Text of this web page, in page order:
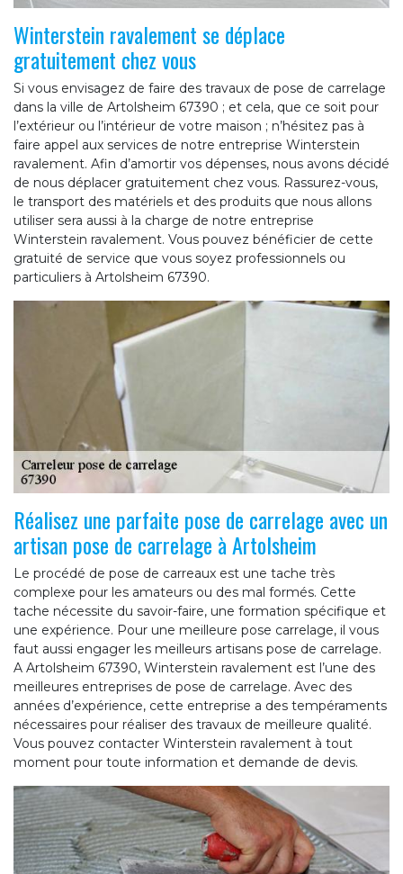
Winterstein ravalement se déplace
gratuitement chez vous
Si vous envisagez de faire des travaux de pose de carrelage
dans la ville de Artolsheim 67390 ; et cela, que ce soit pour
l’extérieur ou l’intérieur de votre maison ; n’hésitez pas à
faire appel aux services de notre entreprise Winterstein
ravalement. Afin d’amortir vos dépenses, nous avons décidé
de nous déplacer gratuitement chez vous. Rassurez-vous,
le transport des matériels et des produits que nous allons
utiliser sera aussi à la charge de notre entreprise
Winterstein ravalement. Vous pouvez bénéficier de cette
gratuité de service que vous soyez professionnels ou
particuliers à Artolsheim 67390.
Réalisez une parfaite pose de carrelage avec un
artisan pose de carrelage à Artolsheim
Le procédé de pose de carreaux est une tache très
complexe pour les amateurs ou des mal formés. Cette
tache nécessite du savoir-faire, une formation spécifique et
une expérience. Pour une meilleure pose carrelage, il vous
faut aussi engager les meilleurs artisans pose de carrelage.
A Artolsheim 67390, Winterstein ravalement est l’une des
meilleures entreprises de pose de carrelage. Avec des
années d’expérience, cette entreprise a des tempéraments
nécessaires pour réaliser des travaux de meilleure qualité.
Vous pouvez contacter Winterstein ravalement à tout
moment pour toute information et demande de devis.